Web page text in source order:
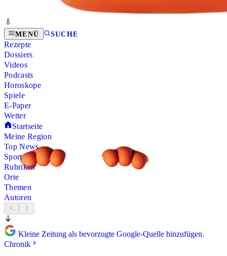
MENÜ SUCHE
Rezepte
Dossiers
Videos
Podcasts
Horoskope
Spiele
E-Paper
Wetter
Startseite
Meine Region
Top News
Sport
Rubriken
Orte
Themen
Autoren
Kleine Zeitung als bevorzugte Google-Quelle hinzufügen.
Chronik